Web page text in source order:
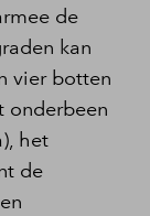
de
kan
vier botten
onderbeen
het
de